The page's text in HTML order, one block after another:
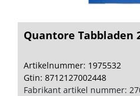
Quantore Tabbladen
Artikelnummer: 1975532
Gtin: 8712127002448
Fabrikant artikel nummer: